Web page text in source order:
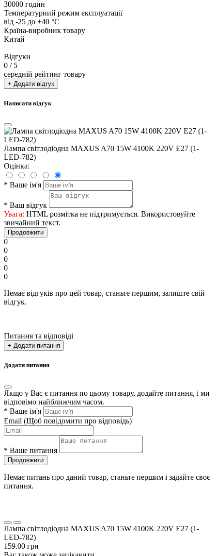
30000 годин
Температурний режим експлуатації
від -25 до +40 °С
Країна-виробник товару
Китай
Відгуки
0 / 5
середній рейтинг товару
+ Додати відгук
Написати відгук
Лампа світлодіодна MAXUS A70 15W 4100K 220V E27 (1-
LED-782)
Оцінка:
* Ваше ім'я
* Ваш відгук
Увага: HTML розмітка не підтримується. Використовуйте
звичайний текст.
Продовжити
0
0
0
0
0
Немає відгуків про цей товар, станьте першим, залиште свій
відгук.
Питання та відповіді
+ Додати питання
Додати питання
Якщо у Вас є питання по цьому товару, додайте питання, і ми
відповімо найближчим часом.
* Ваше ім'я
Email (Щоб повідомити про відповідь)
* Ваше питання
Продовжити
Немає питань про даний товар, станьте першим і задайте своє
питання.
Лампа світлодіодна MAXUS A70 15W 4100K 220V E27 (1-
LED-782)
159.00 грн